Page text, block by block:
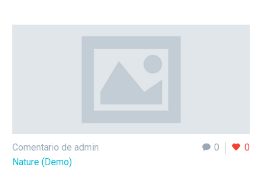
0 0
Comentario de admin
Nature (Demo)